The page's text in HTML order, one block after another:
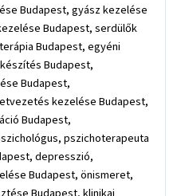
Budapest, gyász kezelése
Budapest, serdülők
Budapest, egyéni
Budapest,
Budapest,
kezelése Budapest,
Budapest,
pszichoterapeuta
depresszió,
Budapest, önismeret,